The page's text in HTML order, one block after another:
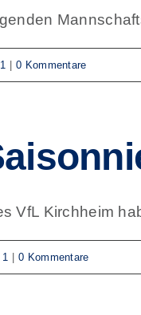
0 Kommentare
VfL Kirchheim
1 0 Kommentare